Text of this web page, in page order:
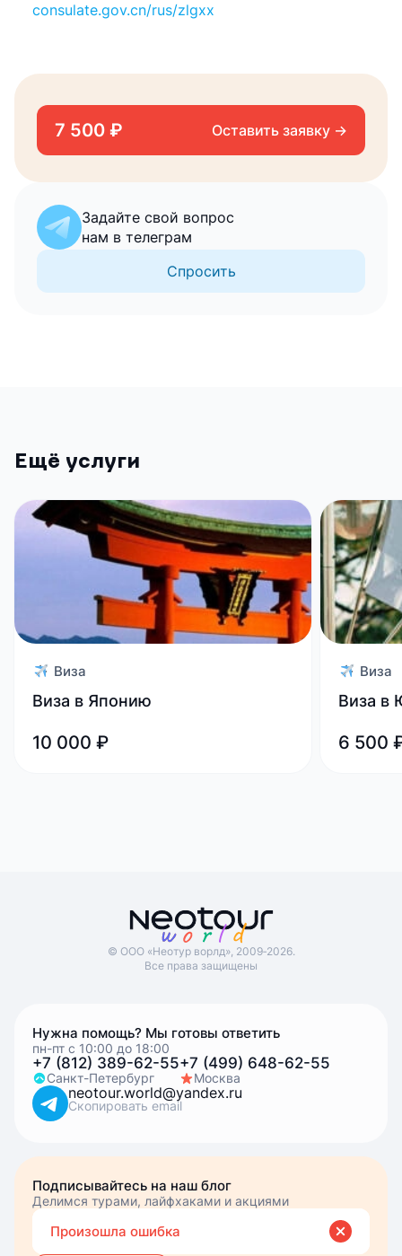
consulate.gov.cn/rus/zlgxx
7 500 ₽ Оставить заявку →
Задайте свой вопрос
нам в телеграм
Спросить
Ещё услуги
Виза
Виза в Японию
10 000 ₽
Виза
Виза в
6 500
© ООО «Неотур ворлд», 2009‑2026.
Все права защищены
Нужна помощь? Мы готовы ответить
пн-пт с 10:00 до 18:00
+7 (812) 389-62-55
Санкт-Петербург
+7 (499) 648-62-55
Москва
neotour.world@yandex.ru
Скопировать email
Подписывайтесь на наш блог
Делимся турами, лайфхаками и акциями
Вы подписались
Произошла ошибка